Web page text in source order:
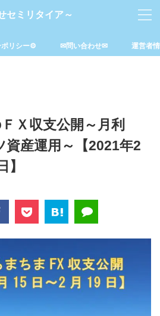
セミリタイア～
リシー⚙ ✉問い合わせ✉ 運営者
Ｘ収支公開～月利
資産運用～【2021年2
】